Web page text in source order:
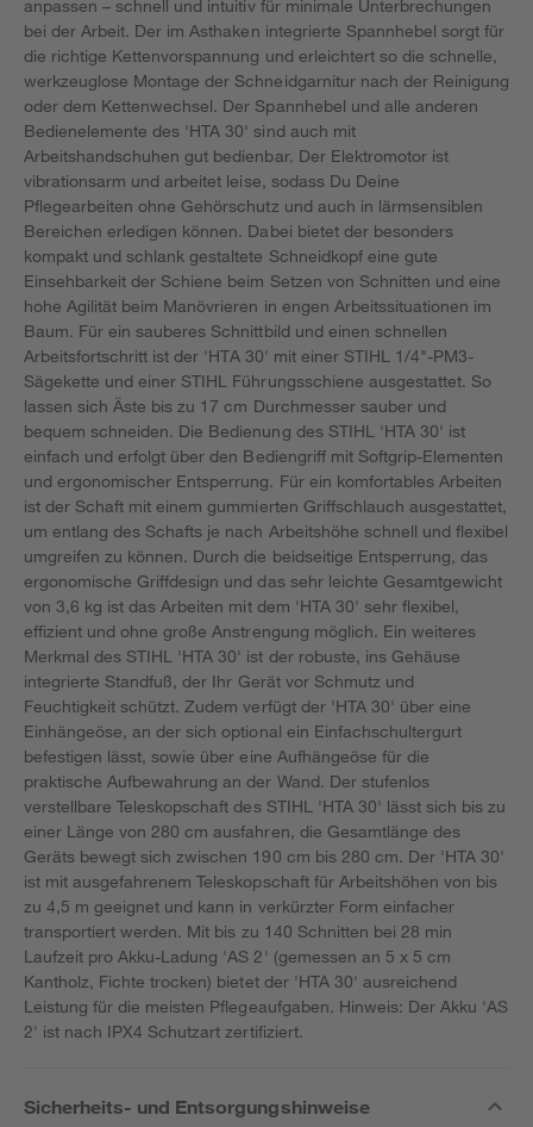
anpassen – schnell und intuitiv für minimale Unterbrechungen
bei der Arbeit. Der im Asthaken integrierte Spannhebel sorgt für
die richtige Kettenvorspannung und erleichtert so die schnelle,
werkzeuglose Montage der Schneidgarnitur nach der Reinigung
oder dem Kettenwechsel. Der Spannhebel und alle anderen
Bedienelemente des 'HTA 30' sind auch mit
Arbeitshandschuhen gut bedienbar. Der Elektromotor ist
vibrationsarm und arbeitet leise, sodass Du Deine
Pflegearbeiten ohne Gehörschutz und auch in lärmsensiblen
Bereichen erledigen können. Dabei bietet der besonders
kompakt und schlank gestaltete Schneidkopf eine gute
Einsehbarkeit der Schiene beim Setzen von Schnitten und eine
hohe Agilität beim Manövrieren in engen Arbeitssituationen im
Baum. Für ein sauberes Schnittbild und einen schnellen
Arbeitsfortschritt ist der 'HTA 30' mit einer STIHL 1/4"-PM3-
Sägekette und einer STIHL Führungsschiene ausgestattet. So
lassen sich Äste bis zu 17 cm Durchmesser sauber und
bequem schneiden. Die Bedienung des STIHL 'HTA 30' ist
einfach und erfolgt über den Bediengriff mit Softgrip-Elementen
und ergonomischer Entsperrung. Für ein komfortables Arbeiten
ist der Schaft mit einem gummierten Griffschlauch ausgestattet,
um entlang des Schafts je nach Arbeitshöhe schnell und flexibel
umgreifen zu können. Durch die beidseitige Entsperrung, das
ergonomische Griffdesign und das sehr leichte Gesamtgewicht
von 3,6 kg ist das Arbeiten mit dem 'HTA 30' sehr flexibel,
effizient und ohne große Anstrengung möglich. Ein weiteres
Merkmal des STIHL 'HTA 30' ist der robuste, ins Gehäuse
integrierte Standfuß, der Ihr Gerät vor Schmutz und
Feuchtigkeit schützt. Zudem verfügt der 'HTA 30' über eine
Einhängeöse, an der sich optional ein Einfachschultergurt
befestigen lässt, sowie über eine Aufhängeöse für die
praktische Aufbewahrung an der Wand. Der stufenlos
verstellbare Teleskopschaft des STIHL 'HTA 30' lässt sich bis zu
einer Länge von 280 cm ausfahren, die Gesamtlänge des
Geräts bewegt sich zwischen 190 cm bis 280 cm. Der 'HTA 30'
ist mit ausgefahrenem Teleskopschaft für Arbeitshöhen von bis
zu 4,5 m geeignet und kann in verkürzter Form einfacher
transportiert werden. Mit bis zu 140 Schnitten bei 28 min
Laufzeit pro Akku-Ladung 'AS 2' (gemessen an 5 x 5 cm
Kantholz, Fichte trocken) bietet der 'HTA 30' ausreichend
Leistung für die meisten Pflegeaufgaben. Hinweis: Der Akku 'AS
2' ist nach IPX4 Schutzart zertifiziert.
Sicherheits- und Entsorgungshinweise